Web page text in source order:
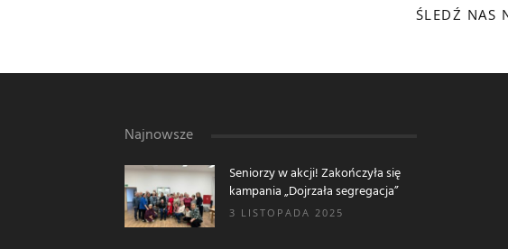
ŚLEDŹ NAS
Najnowsze
Seniorzy w akcji! Zakończyła się
kampania „Dojrzała segregacja”
3 LISTOPADA 2025